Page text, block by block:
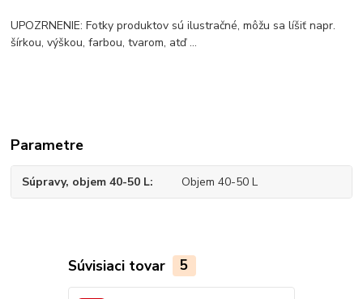
UPOZRNENIE: Fotky produktov sú ilustračné, môžu sa líšiť napr.
šírkou, výškou, farbou, tvarom, atď ...
Parametre
Súpravy, objem 40-50 L Objem 40-50 L
Súvisiaci tovar 5